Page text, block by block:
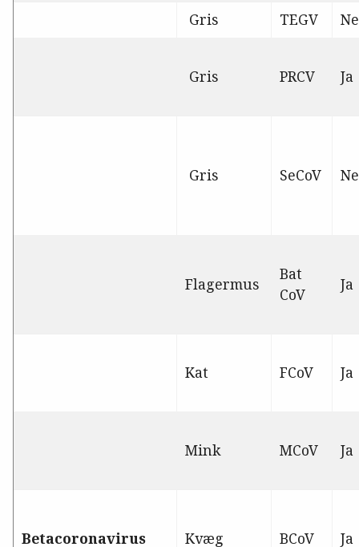
Gris TEGV
Gris PRCV Ja
Gris SeCoV
Flagermus
Bat
CoV
Ja
Kat FCoV Ja
Mink MCoV Ja
Betacoronavirus Kvæg BCoV Ja